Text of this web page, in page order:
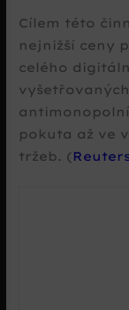
Cílem této
nejnižší ceny
celého
pokuta až ve
tržeb. (